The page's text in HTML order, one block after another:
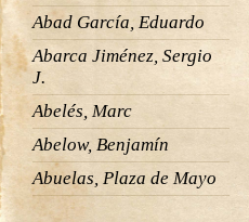
Abad García, Eduardo
Abarca Jiménez, Sergio
J.
Abelés, Marc
Abelow, Benjamín
Abuelas, Plaza de Mayo